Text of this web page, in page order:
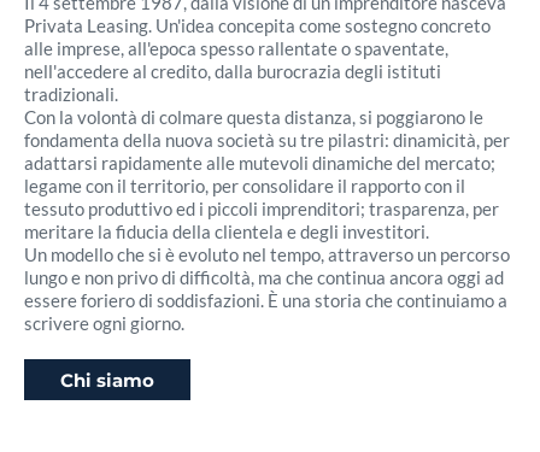
Privata Leasing. Un'idea concepita come sostegno concreto
alle imprese, all'epoca spesso rallentate o spaventate,
nell'accedere al credito, dalla burocrazia degli istituti
tradizionali.
Con la volontà di colmare questa distanza, si poggiarono le
fondamenta della nuova società su tre pilastri: dinamicità, per
adattarsi rapidamente alle mutevoli dinamiche del mercato;
legame con il territorio, per consolidare il rapporto con il
tessuto produttivo ed i piccoli imprenditori; trasparenza, per
meritare la fiducia della clientela e degli investitori.
Un modello che si è evoluto nel tempo, attraverso un percorso
lungo e non privo di difficoltà, ma che continua ancora oggi ad
essere foriero di soddisfazioni. È una storia che continuiamo a
scrivere ogni giorno.
Chi siamo